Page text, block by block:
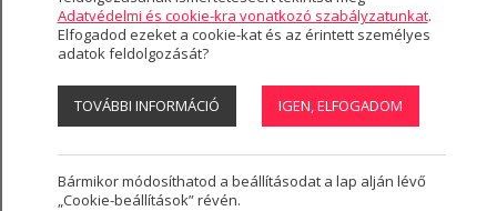
Hasznos
Regisztráció
rendezési költség
Vidéki kiszállás ( 20 km-es körzet)
Rendezvényköltség saját helyszínen (Művelődési Ház,
Csetényi Park)
Adatvédelmi és cookie-kra vonatkozó szabályzatunkat.
Elfogadod ezeket a cookie-kat és az érintett személyes
adatok feldolgozását?
TOVÁBBI INFORMÁCIÓ IGEN, ELFOGADOM
Bármikor módosíthatod a beállításodat a lap alján lévő
„Cookie-beállítások” révén.